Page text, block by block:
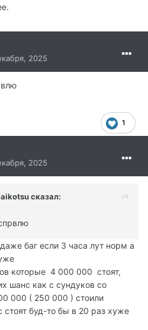
2025
1
2025
сказал:
баг если 3 часа лут норм а
которые 4 000 000 стоят,
шанс как с сундуков со
000 ( 250 000 ) стоили
стоят буд-то бы в 20 раз хуже